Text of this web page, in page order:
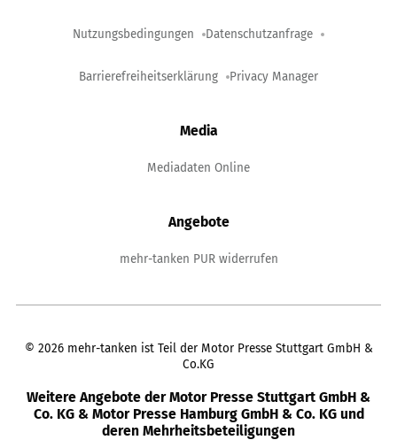
Nutzungsbedingungen Datenschutzanfrage
Barrierefreiheitserklärung Privacy Manager
Media
Mediadaten Online
Angebote
mehr-tanken PUR widerrufen
© 2026 mehr-tanken ist Teil der Motor Presse Stuttgart GmbH &
Co.KG
Weitere Angebote der Motor Presse Stuttgart GmbH &
Co. KG & Motor Presse Hamburg GmbH & Co. KG und
deren Mehrheitsbeteiligungen